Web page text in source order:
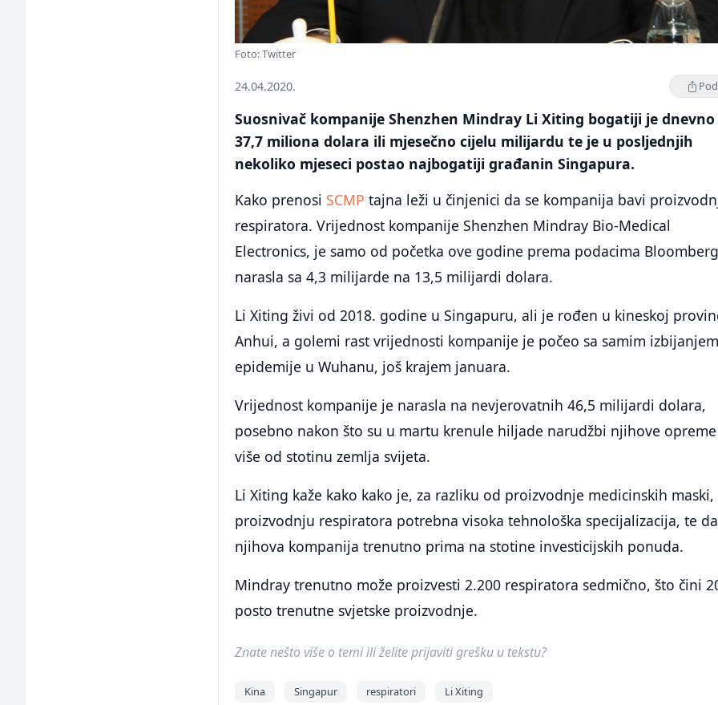
Foto: Twitter
24.04.2020.
Suosnivač kompanije Shenzhen Mindray Li Xiting bogatiji je dnevno
37,7 miliona dolara ili mjesečno cijelu milijardu te je u posljednjih
nekoliko mjeseci postao najbogatiji građanin Singapura.
Kako prenosi SCMP tajna leži u činjenici da se kompanija bavi
respiratora. Vrijednost kompanije Shenzhen Mindray Bio-Medical
Electronics, je samo od početka ove godine prema podacima
narasla sa 4,3 milijarde na 13,5 milijardi dolara.
Li Xiting živi od 2018. godine u Singapuru, ali je rođen u kineskoj
Anhui, a golemi rast vrijednosti kompanije je počeo sa samim
epidemije u Wuhanu, još krajem januara.
Vrijednost kompanije je narasla na nevjerovatnih 46,5 milijardi dolara,
posebno nakon što su u martu krenule hiljade narudžbi njihove
više od stotinu zemlja svijeta.
Li Xiting kaže kako kako je, za razliku od proizvodnje medicinskih maski,
proizvodnju respiratora potrebna visoka tehnološka specijalizacija, te da
njihova kompanija trenutno prima na stotine investicijskih ponuda.
Mindray trenutno može proizvesti 2.200 respiratora sedmično, što čini
posto trenutne svjetske proizvodnje.
Znate nešto više o temi ili želite prijaviti grešku u tekstu?
Kina Singapur respiratori Li Xiting